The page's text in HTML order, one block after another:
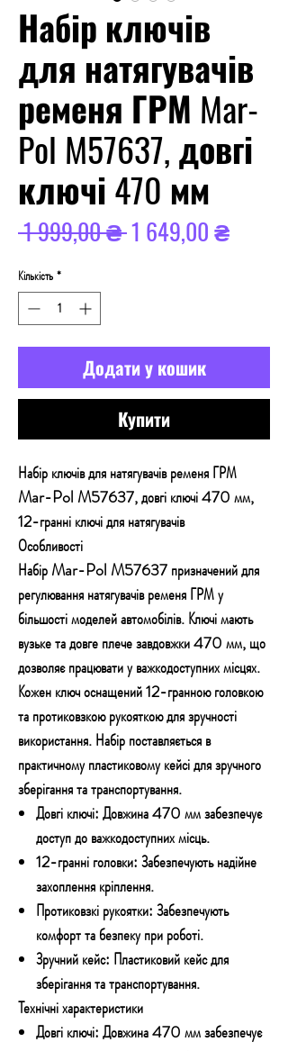
Набір ключів
для натягувачів
ременя ГРМ Mar-
Pol M57637, довгі
ключі 470 мм
1 999,00 ₴ Звичайна
1 649,00 ₴За
Кількість *
Додати у кошик
Купити
Набір ключів для натягувачів ременя ГРМ
Mar-Pol M57637, довгі ключі 470 мм,
12-гранні ключі для натягувачів
Особливості
Набір Mar-Pol M57637 призначений для
регулювання натягувачів ременя ГРМ у
більшості моделей автомобілів. Ключі мають
вузьке та довге плече завдовжки 470 мм, що
дозволяє працювати у важкодоступних місцях.
Кожен ключ оснащений 12-гранною головкою
та протиковзкою рукояткою для зручності
використання. Набір поставляється в
практичному пластиковому кейсі для зручного
зберігання та транспортування.
Довгі ключі: Довжина 470 мм забезпечує
доступ до важкодоступних місць.
12-гранні головки: Забезпечують надійне
захоплення кріплення.
Протиковзкі рукоятки: Забезпечують
комфорт та безпеку при роботі.
Зручний кейс: Пластиковий кейс для
зберігання та транспортування.
Технічні характеристики
Довгі ключі: Довжина 470 мм забезпечує